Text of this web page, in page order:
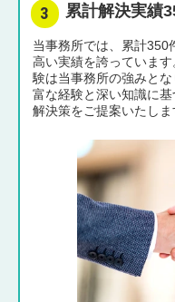
累計解決実績
当事務所では、累計350
高い実績を誇っていま
験は当事務所の強みと
富な経験と深い知識に
解決策をご提案いたしま